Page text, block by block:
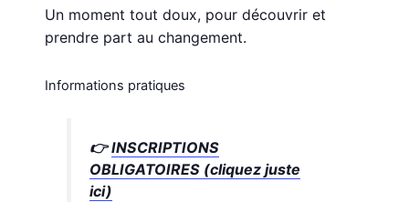
Un moment tout doux, pour découvrir et
prendre part au changement.
Informations pratiques
👉INSCRIPTIONS
OBLIGATOIRES (cliquez juste
ici)